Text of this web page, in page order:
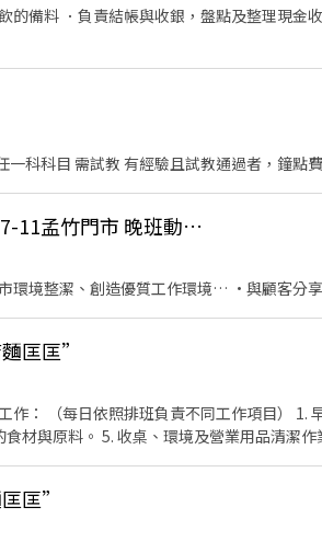
的備料 ．負責結帳與收銀，盤點及整理現金
教授國高中國文、數學、英文、社會、自然至少任一科科目 需試教 有經驗且試教
👍 【下課/下班兼職首選】近清大夜市7-11孟竹門市 晚班動茲動夥伴⁠
環境整潔、創造優質工作環境… ·與顧客分
匡匡”
作： （每日依照排班負責不同工作項目） 1.
材與原料。 5. 收桌、環境及營業用品清潔
。匡”